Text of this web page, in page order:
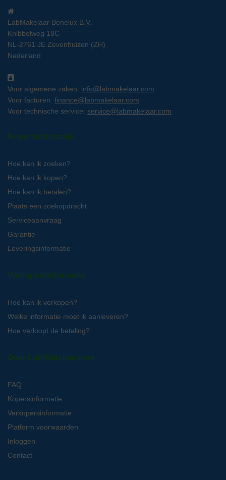
LabMakelaar Benelux B.V.
Knibbelweg 18C
NL-2761 JE Zevenhuizen (ZH)
Nederland
Voor algemene zaken: info@labmakelaar.com
Voor facturen: finance@labmakelaar.com
Voor technische service: service@labmakelaar.com
Kopersinformatie
Hoe kan ik zoeken?
Hoe kan ik kopen?
Hoe kan ik betalen?
Plaats een zoekopdracht
Serviceaanvraag
Garantie
Leveringsinformatie
Verkopersinformatie
Hoe kan ik verkopen?
Welke informatie moet ik aanleveren?
Hoe verloopt de betaling?
Over LabMakelaar.com
FAQ
Kopersinformatie
Verkopersinformatie
Platform voorwaarden
Inloggen
Contact